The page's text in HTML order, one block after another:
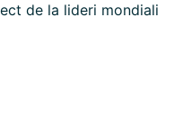
de la lideri mondiali